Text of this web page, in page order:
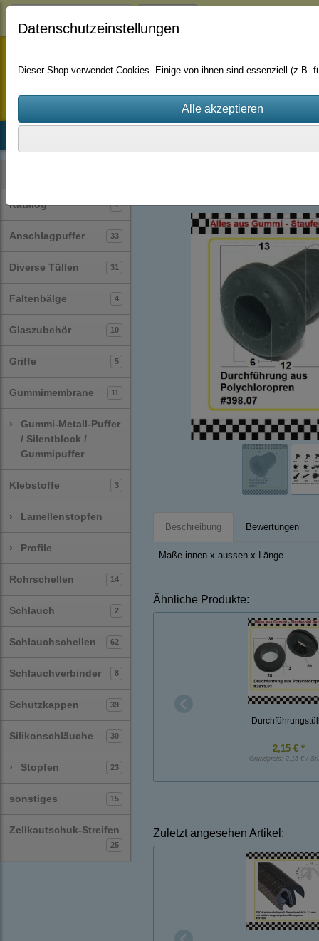
staufenbiel-berlin
Katalog 1
Anschlagpuffer 33
Diverse Tüllen 31
Faltenbälge 4
Glaszubehör 10
Griffe 5
Gummimembrane 11
›
Gummi-Metall-Puffer
/ Silentblock /
Gummipuffer
Klebstoffe 3
› Lamellenstopfen
› Profile
Rohrschellen 14
Schlauch 2
Schlauchschellen 62
Schlauchverbinder 8
Schutzkappen 39
Silikonschläuche 30
› Stopfen 23
sonstiges 15
Zellkautschuk-Streifen
25
Beschreibung Bewertungen
Maße innen x aussen x Länge
Ähnliche Produkte:
2,15 € *
Grundpreis: 2,15 € /
Zuletzt angesehen Artikel:
Datenschutzeinstellungen
Dieser Shop verwendet Cookies. Einige von ihnen sind essenziell (z.B.